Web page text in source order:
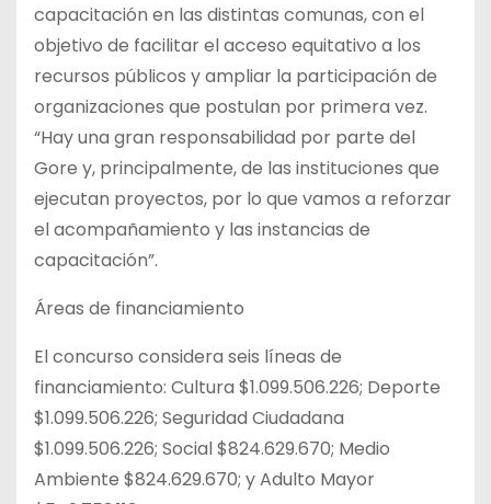
capacitación en las distintas comunas, con el
objetivo de facilitar el acceso equitativo a los
recursos públicos y ampliar la participación de
organizaciones que postulan por primera vez.
“Hay una gran responsabilidad por parte del
Gore y, principalmente, de las instituciones que
ejecutan proyectos, por lo que vamos a reforzar
el acompañamiento y las instancias de
capacitación”.
Áreas de financiamiento
El concurso considera seis líneas de
financiamiento: Cultura $1.099.506.226; Deporte
$1.099.506.226; Seguridad Ciudadana
$1.099.506.226; Social $824.629.670; Medio
Ambiente $824.629.670; y Adulto Mayor